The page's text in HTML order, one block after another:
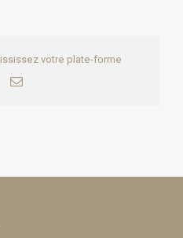
votre plate-forme
PinterestEmail